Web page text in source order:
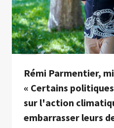
Rémi Parmentier,
« Certains
sur l'action
embarrasser leurs